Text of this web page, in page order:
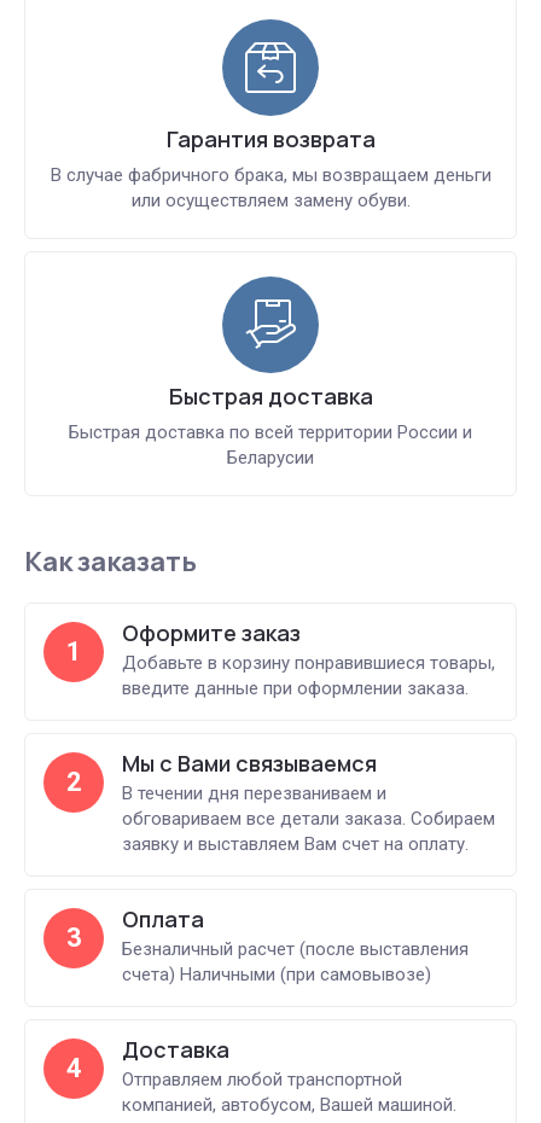
Гарантия возврата
В случае фабричного брака, мы возвращаем деньги
или осуществляем замену обуви.
Быстрая доставка
Быстрая доставка по всей территории России и
Беларусии
Как заказать
1
Оформите заказ
Добавьте в корзину понравившиеся товары,
введите данные при оформлении заказа.
2
Мы с Вами связываемся
В течении дня перезваниваем и
обговариваем все детали заказа. Собираем
заявку и выставляем Вам счет на оплату.
3
Оплата
Безналичный расчет (после выставления
счета) Наличными (при самовывозе)
4
Доставка
Отправляем любой транспортной
компанией, автобусом, Вашей машиной.